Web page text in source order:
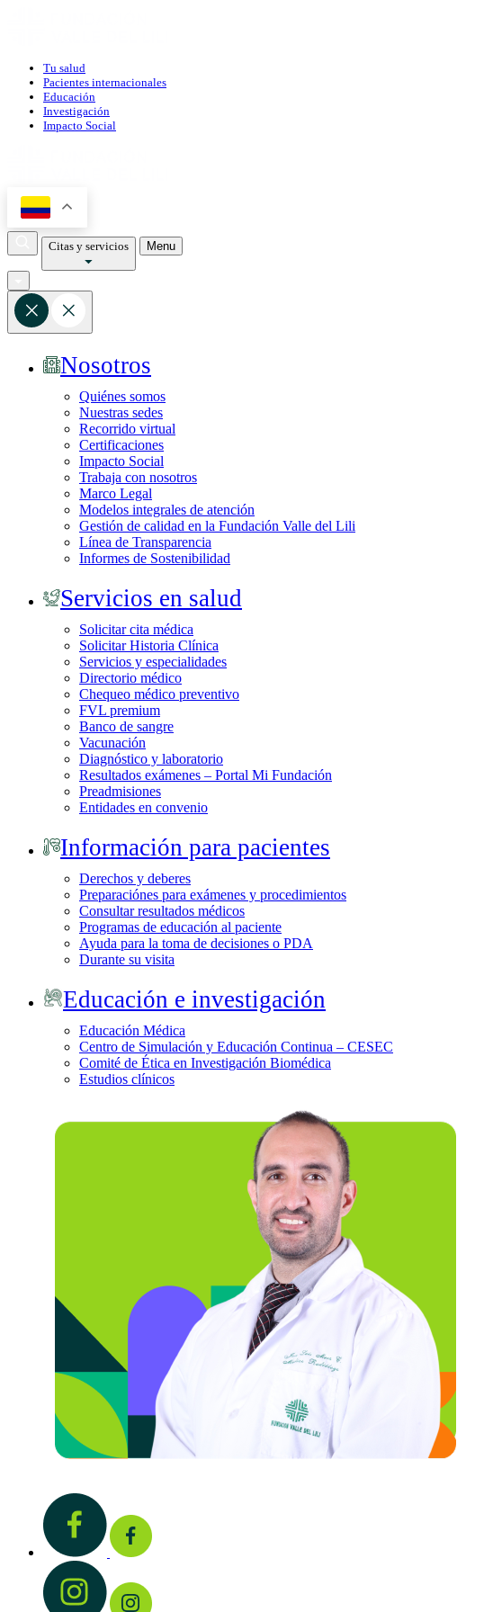
Tu salud
Pacientes internacionales
Educación
Investigación
Impacto Social
Citas y servicios Menu
Nosotros
Quiénes somos
Nuestras sedes
Recorrido virtual
Certificaciones
Impacto Social
Trabaja con nosotros
Marco Legal
Modelos integrales de atención
Gestión de calidad en la Fundación Valle del Lili
Línea de Transparencia
Informes de Sostenibilidad
Servicios en salud
Solicitar cita médica
Solicitar Historia Clínica
Servicios y especialidades
Directorio médico
Chequeo médico preventivo
FVL premium
Banco de sangre
Vacunación
Diagnóstico y laboratorio
Resultados exámenes – Portal Mi Fundación
Preadmisiones
Entidades en convenio
Información para pacientes
Derechos y deberes
Preparaciónes para exámenes y procedimientos
Consultar resultados médicos
Programas de educación al paciente
Ayuda para la toma de decisiones o PDA
Durante su visita
Educación e investigación
Educación Médica
Centro de Simulación y Educación Continua – CESEC
Comité de Ética en Investigación Biomédica
Estudios clínicos